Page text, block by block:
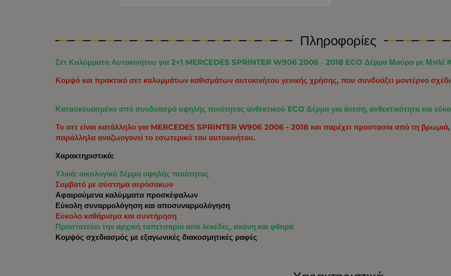
Πληροφορίες
Σετ Καλύμματα Αυτοκινήτου για 2+1 MERCEDES SPRINTER W906 2006 - 2018 ECO Δέρμα Μαύρο με Μπλέ
Κομψό και πρακτικό σετ καλυμμάτων καθισμάτων αυτοκινήτου γενικής χρήσης, που συνδυάζει μοντέρνο
Κατασκευασμένο από συνδυασμό υψηλής ποιότητας ανθεκτικού ECO Δέρμα για άνεση, ανθεκτικότητα και
Το σετ είναι κατάλληλο για MERCEDES SPRINTER W906 2006 - 2018 και παρέχει προστασία από τη
παράλληλα αναζωογονεί το εσωτερικό του αυτοκινήτου.
Χαρακτηριστικά:
Υλικά: οικολογικό δέρμα υψηλής ποιότητας
Συμβατό με σύστημα αερόσακων
Αφαιρούμενα καλύμματα προσκέφαλων
Εύκολη συναρμολόγηση και αποσυναρμολόγηση
Εύκολο καθάρισμα και συντήρηση
Προστατεύει την αρχική ταπετσαρία από λεκέδες, σκόνη και φθορά
Κομψός σχεδιασμός με εξαγωνικές διακοσμητικές ραφές